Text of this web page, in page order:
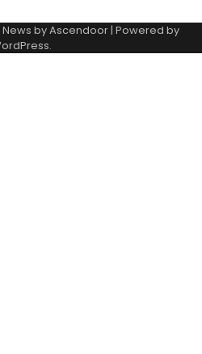
byAscendoor| Powered by
.